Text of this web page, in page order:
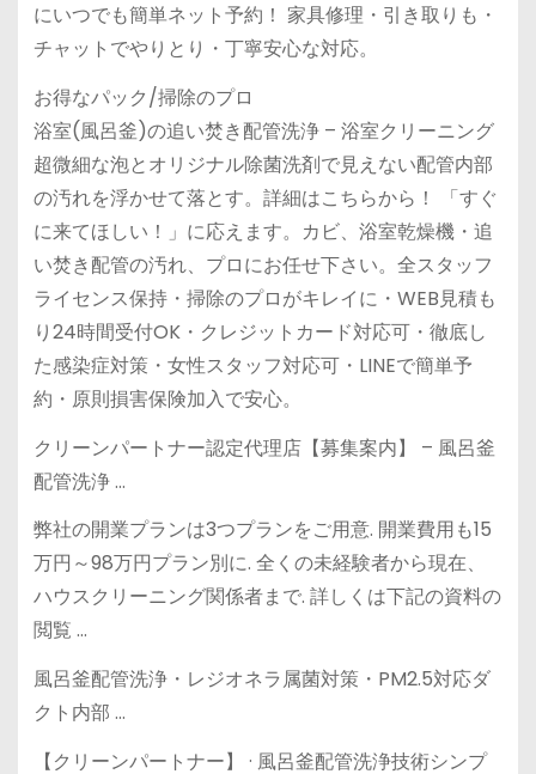
にいつでも簡単ネット予約！ 家具修理・引き取りも・
チャットでやりとり・丁寧安心な対応。
お得なパック/掃除のプロ
浴室(風呂釜)の追い焚き配管洗浄 – 浴室クリーニング
超微細な泡とオリジナル除菌洗剤で見えない配管内部
の汚れを浮かせて落とす。詳細はこちらから！ 「すぐ
に来てほしい！」に応えます。カビ、浴室乾燥機・追
い焚き配管の汚れ、プロにお任せ下さい。全スタッフ
ライセンス保持・掃除のプロがキレイに・WEB見積も
り24時間受付OK・クレジットカード対応可・徹底し
た感染症対策・女性スタッフ対応可・LINEで簡単予
約・原則損害保険加入で安心。
クリーンパートナー認定代理店【募集案内】 – 風呂釜
配管洗浄 …
弊社の開業プランは3つプランをご用意. 開業費用も15
万円～98万円プラン別に. 全くの未経験者から現在、
ハウスクリーニング関係者まで. 詳しくは下記の資料の
閲覧 …
風呂釜配管洗浄・レジオネラ属菌対策・PM2.5対応ダ
クト内部 …
【クリーンパートナー】 · 風呂釜配管洗浄技術シンプ